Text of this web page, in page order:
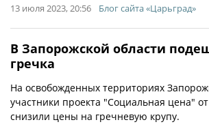
13 июля 2023, 20:56 Блог сайта «Царьград»
В Запорожской области
гречка
На освобожденных территориях
участники проекта "Социальная цена"
снизили цены на гречневую крупу.